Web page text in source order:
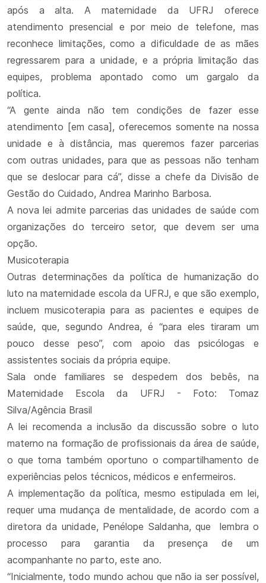
após a alta. A maternidade da UFRJ oferece
atendimento presencial e por meio de telefone, mas
reconhece limitações, como a dificuldade de as mães
regressarem para a unidade, e a própria limitação das
equipes, problema apontado como um gargalo da
política.
“A gente ainda não tem condições de fazer esse
atendimento [em casa], oferecemos somente na nossa
unidade e à distância, mas queremos fazer parcerias
com outras unidades, para que as pessoas não tenham
que se deslocar para cá”, disse a chefe da Divisão de
Gestão do Cuidado, Andrea Marinho Barbosa.
A nova lei admite parcerias das unidades de saúde com
organizações do terceiro setor, que devem ser uma
opção.
Musicoterapia
Outras determinações da política de humanização do
luto na maternidade escola da UFRJ, e que são exemplo,
incluem musicoterapia para as pacientes e equipes de
saúde, que, segundo Andrea, é “para eles tiraram um
pouco desse peso”, com apoio das psicólogas e
assistentes sociais da própria equipe.
Sala onde familiares se despedem dos bebês, na
Maternidade Escola da UFRJ - Foto: Tomaz
Silva/Agência Brasil
A lei recomenda a inclusão da discussão sobre o luto
materno na formação de profissionais da área de saúde,
o que torna também oportuno o compartilhamento de
experiências pelos técnicos, médicos e enfermeiros.
A implementação da política, mesmo estipulada em lei,
requer uma mudança de mentalidade, de acordo com a
diretora da unidade, Penélope Saldanha, que lembra o
processo para garantia da presença de um
acompanhante no parto, este ano.
“Inicialmente, todo mundo achou que não ia ser possível,